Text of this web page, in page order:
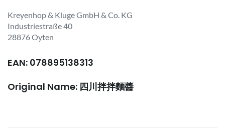
Kreyenhop & Kluge GmbH & Co. KG
Industriestraße 40
28876 Oyten
EAN: 078895138313
Original Name: 四川拌拌麵醬